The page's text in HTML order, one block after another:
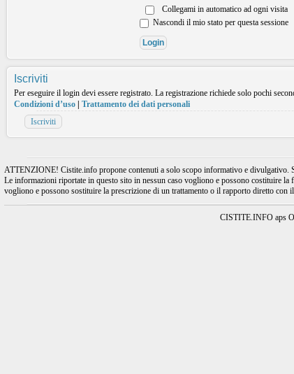
Collegami in automatico ad ogni visita
Nascondi il mio stato per questa sessione
Iscriviti
Per eseguire il login devi essere registrato. La registrazione richiede solo pochi
Condizioni d’uso
Trattamento dei dati personali
Iscriviti
ATTENZIONE! Cistite.info propone contenuti a solo scopo informativo e divulgativo.
Le informazioni riportate in questo sito in nessun caso vogliono e possono costituire
vogliono e possono sostituire la prescrizione di un trattamento o il rapporto diretto
CISTITE.INFO aps